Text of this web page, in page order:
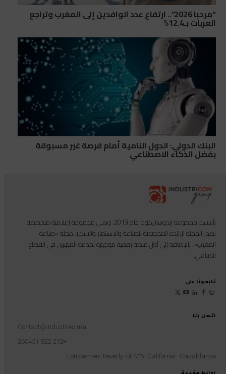
“مرحبا 2026”.. ارتفاع عدد الوافدين إلى المغرب وتراجع
العربات بـ12.4%
البنك الدولي: الدول النامية أمام فرصة غير مسبوقة
بفضل الذكاء الاصطناعي
روابط مفيدة
اتصل بنا
Contact@industries.ma
+212 522 260451
Lotissement Beverly-lot N°6- Californie - Casablanca
تأسست مجموعة إندوستريكوم عام 2013، وهي مجموعة إعلامية متخصصة
تصدر المجلة الرائدة المخصصة للصناعة والاستثمار والابتكار: مجلة «صناعة
المغرب»، بالإضافة إلى أول منصة رقمية موجهة لخدمة المهنيين في القطاع
الصناعي.
تابعونا على